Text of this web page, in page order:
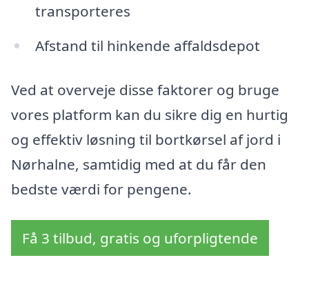
transporteres
Afstand til hinkende affaldsdepot
Ved at overveje disse faktorer og bruge
vores platform kan du sikre dig en hurtig
og effektiv løsning til bortkørsel af jord i
Nørhalne, samtidig med at du får den
bedste værdi for pengene.
Få 3 tilbud, gratis og uforpligtende